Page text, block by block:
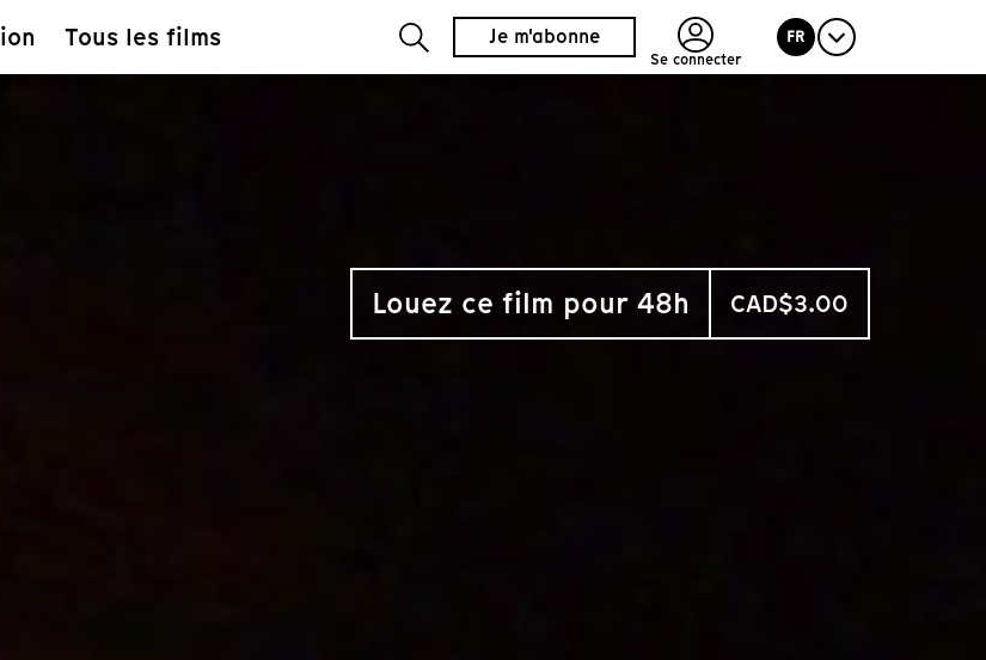
Tous les films Je m'abonne
Se connecter
FR
Louez ce film pour 48h CAD$3.00